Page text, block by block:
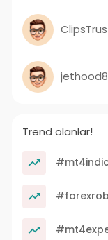
jethood8
Trend olanlar!